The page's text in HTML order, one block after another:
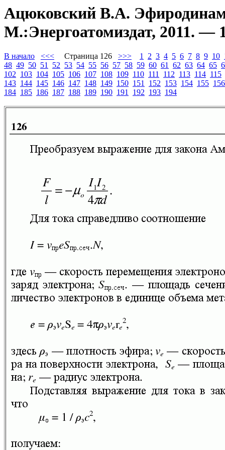
Ацюковский В.А.
М.:Энергоатомиздат, 2011. —
В начало <<< Страница 126 >>> 1 2 3 4 5 6 7 8 9 10
48 49 50 51 52 53 54 55 56 57 58 59 60 61 62 63 64 65
102 103 104 105 106 107 108 109 110 111 112 113 114 115
143 144 145 146 147 148 149 150 151 152 153 154 155 156
184 185 186 187 188 189 190 191 192 193 194